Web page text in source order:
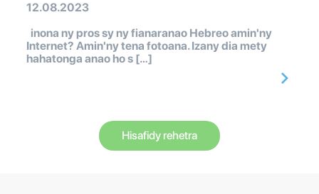
12.08.2023
inona ny pros sy ny fianaranao Hebreo amin'ny
Internet? Amin'ny tena fotoana. Izany dia mety
hahatonga anao ho s […]
Hisafidy rehetra